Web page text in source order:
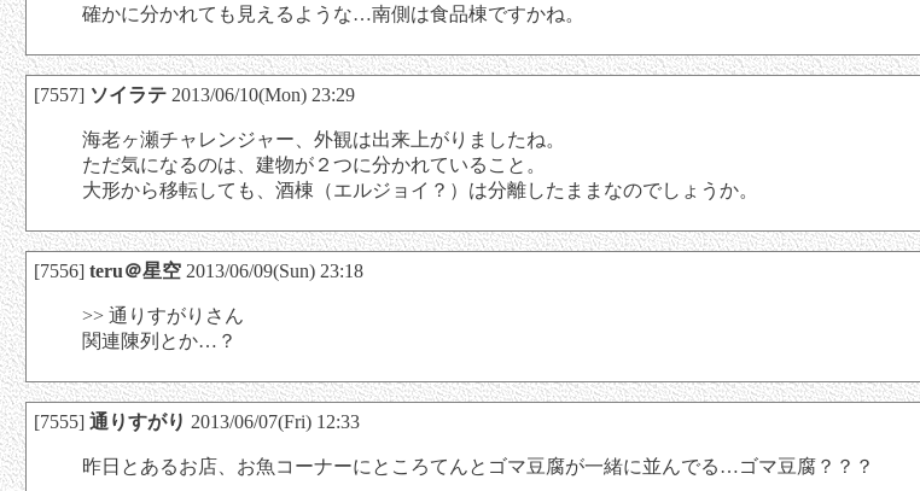
確かに分かれても見えるような…南側は食品棟ですかね。
[7557] ソイラテ2013/06/10(Mon) 23:29
海老ヶ瀬チャレンジャー、外観は出来上がりましたね。
ただ気になるのは、建物が２つに分かれていること。
大形から移転しても、酒棟（エルジョイ？）は分離したままなのでしょうか。
[7556] teru＠星空2013/06/09(Sun) 23:18
>> 通りすがりさん
関連陳列とか…？
[7555] 通りすがり 2013/06/07(Fri) 12:33
昨日とあるお店、お魚コーナーにところてんとゴマ豆腐が一緒に並んでる…ゴマ豆腐？？？